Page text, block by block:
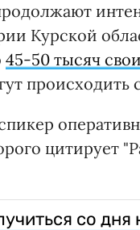
Курской
45-50 тысяч
происходить
цитирует
со